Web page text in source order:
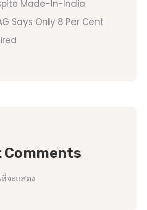
Made-In-India
Says Only 8 Per Cent
Comments
จะแสดง